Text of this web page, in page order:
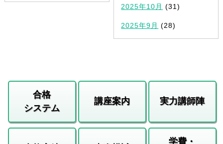
2025年10月 (31)
2025年9月 (28)
合格
システム
講座案内 実力講師陣
学費・